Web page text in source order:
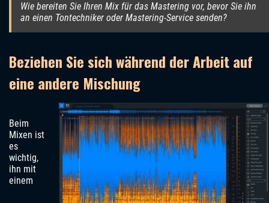
Wie bereiten Sie Ihren Mix für das Mastering vor, bevor Sie ihn
an einen Tontechniker oder Mastering-Service senden?
Beziehen Sie sich während der Arbeit auf
eine andere Mischung
Beim
Mixen ist
es
wichtig,
ihn mit
einem